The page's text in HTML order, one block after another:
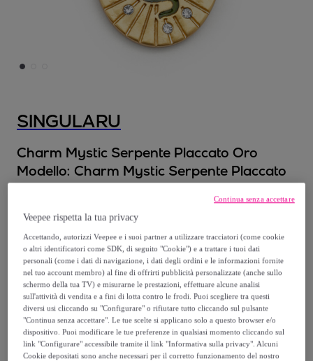
SINGULARU
Charm Mystic Serpente Placcato Oro
Modello: Charm Mystic Serpente Placcato
Oro
14,99 €
25,99 €
-42%
Venduto daSingularu
Veepee rispetta la tua privacy
Accettando, autorizzi Veepee e i suoi partner a utilizzare tracciatori (come cookie
o altri identificatori come SDK, di seguito "Cookie") e a trattare i tuoi dati
personali (come i dati di navigazione, i dati degli ordini e le informazioni fornite
nel tuo account membro) al fine di offrirti pubblicità personalizzate (anche sullo
schermo della tua TV) e misurarne le prestazioni, effettuare alcune analisi
sull'attività di vendita e a fini di lotta contro le frodi. Puoi scegliere tra questi
diversi usi cliccando su "Configurare" o rifiutare tutto cliccando sul pulsante
"Continua senza accettare". Le tue scelte si applicano solo a questo browser e/o
dispositivo. Puoi modificare le tue preferenze in qualsiasi momento cliccando sul
link "Configurare" accessibile tramite il link "Informativa sulla privacy". Alcuni
Cookie depositati sono anche necessari per il corretto funzionamento del nostro
Continua senza accettare